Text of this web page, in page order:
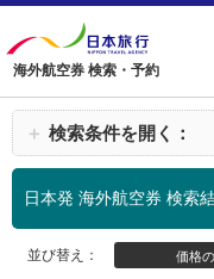
海外航空券 検索・予約
＋ 検索条件を開く：
日本発 海外航空券 検索
並び替え： 価格